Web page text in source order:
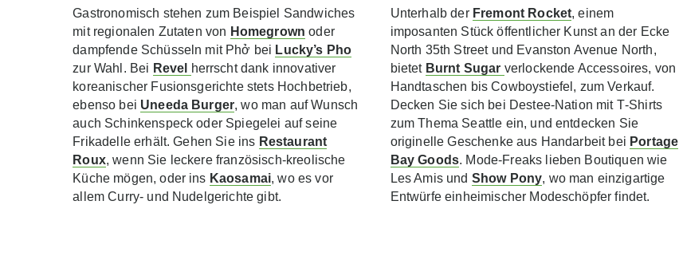
Gastronomisch stehen zum Beispiel Sandwiches
mit regionalen Zutaten von Homegrown oder
dampfende Schüsseln mit Phở bei Lucky’s Pho
zur Wahl. Bei Revel
herrscht dank innovativer
koreanischer Fusionsgerichte stets Hochbetrieb,
ebenso bei Uneeda Burger, wo man auf Wunsch
auch Schinkenspeck oder Spiegelei auf seine
Frikadelle erhält. Gehen Sie ins Restaurant
Roux, wenn Sie leckere französisch-kreolische
Küche mögen, oder ins Kaosamai, wo es vor
allem Curry- und Nudelgerichte gibt.
Unterhalb der Fremont Rocket, einem
imposanten Stück öffentlicher Kunst an der Ecke
North 35th Street und Evanston Avenue North,
bietet Burnt Sugar verlockende Accessoires, von
Handtaschen bis Cowboystiefel, zum Verkauf.
Decken Sie sich bei Destee-Nation mit T‑Shirts
zum Thema Seattle ein, und entdecken Sie
originelle Geschenke aus Handarbeit bei Portage
Bay Goods. Mode-Freaks lieben Boutiquen wie
Les Amis und Show Pony, wo man einzigartige
Entwürfe einheimischer Modeschöpfer findet.